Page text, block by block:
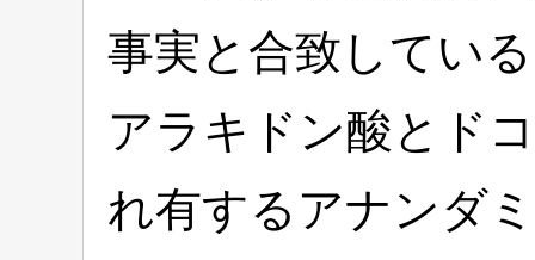
事実と合致してい
アラキドン酸とド
れ有するアナンダ